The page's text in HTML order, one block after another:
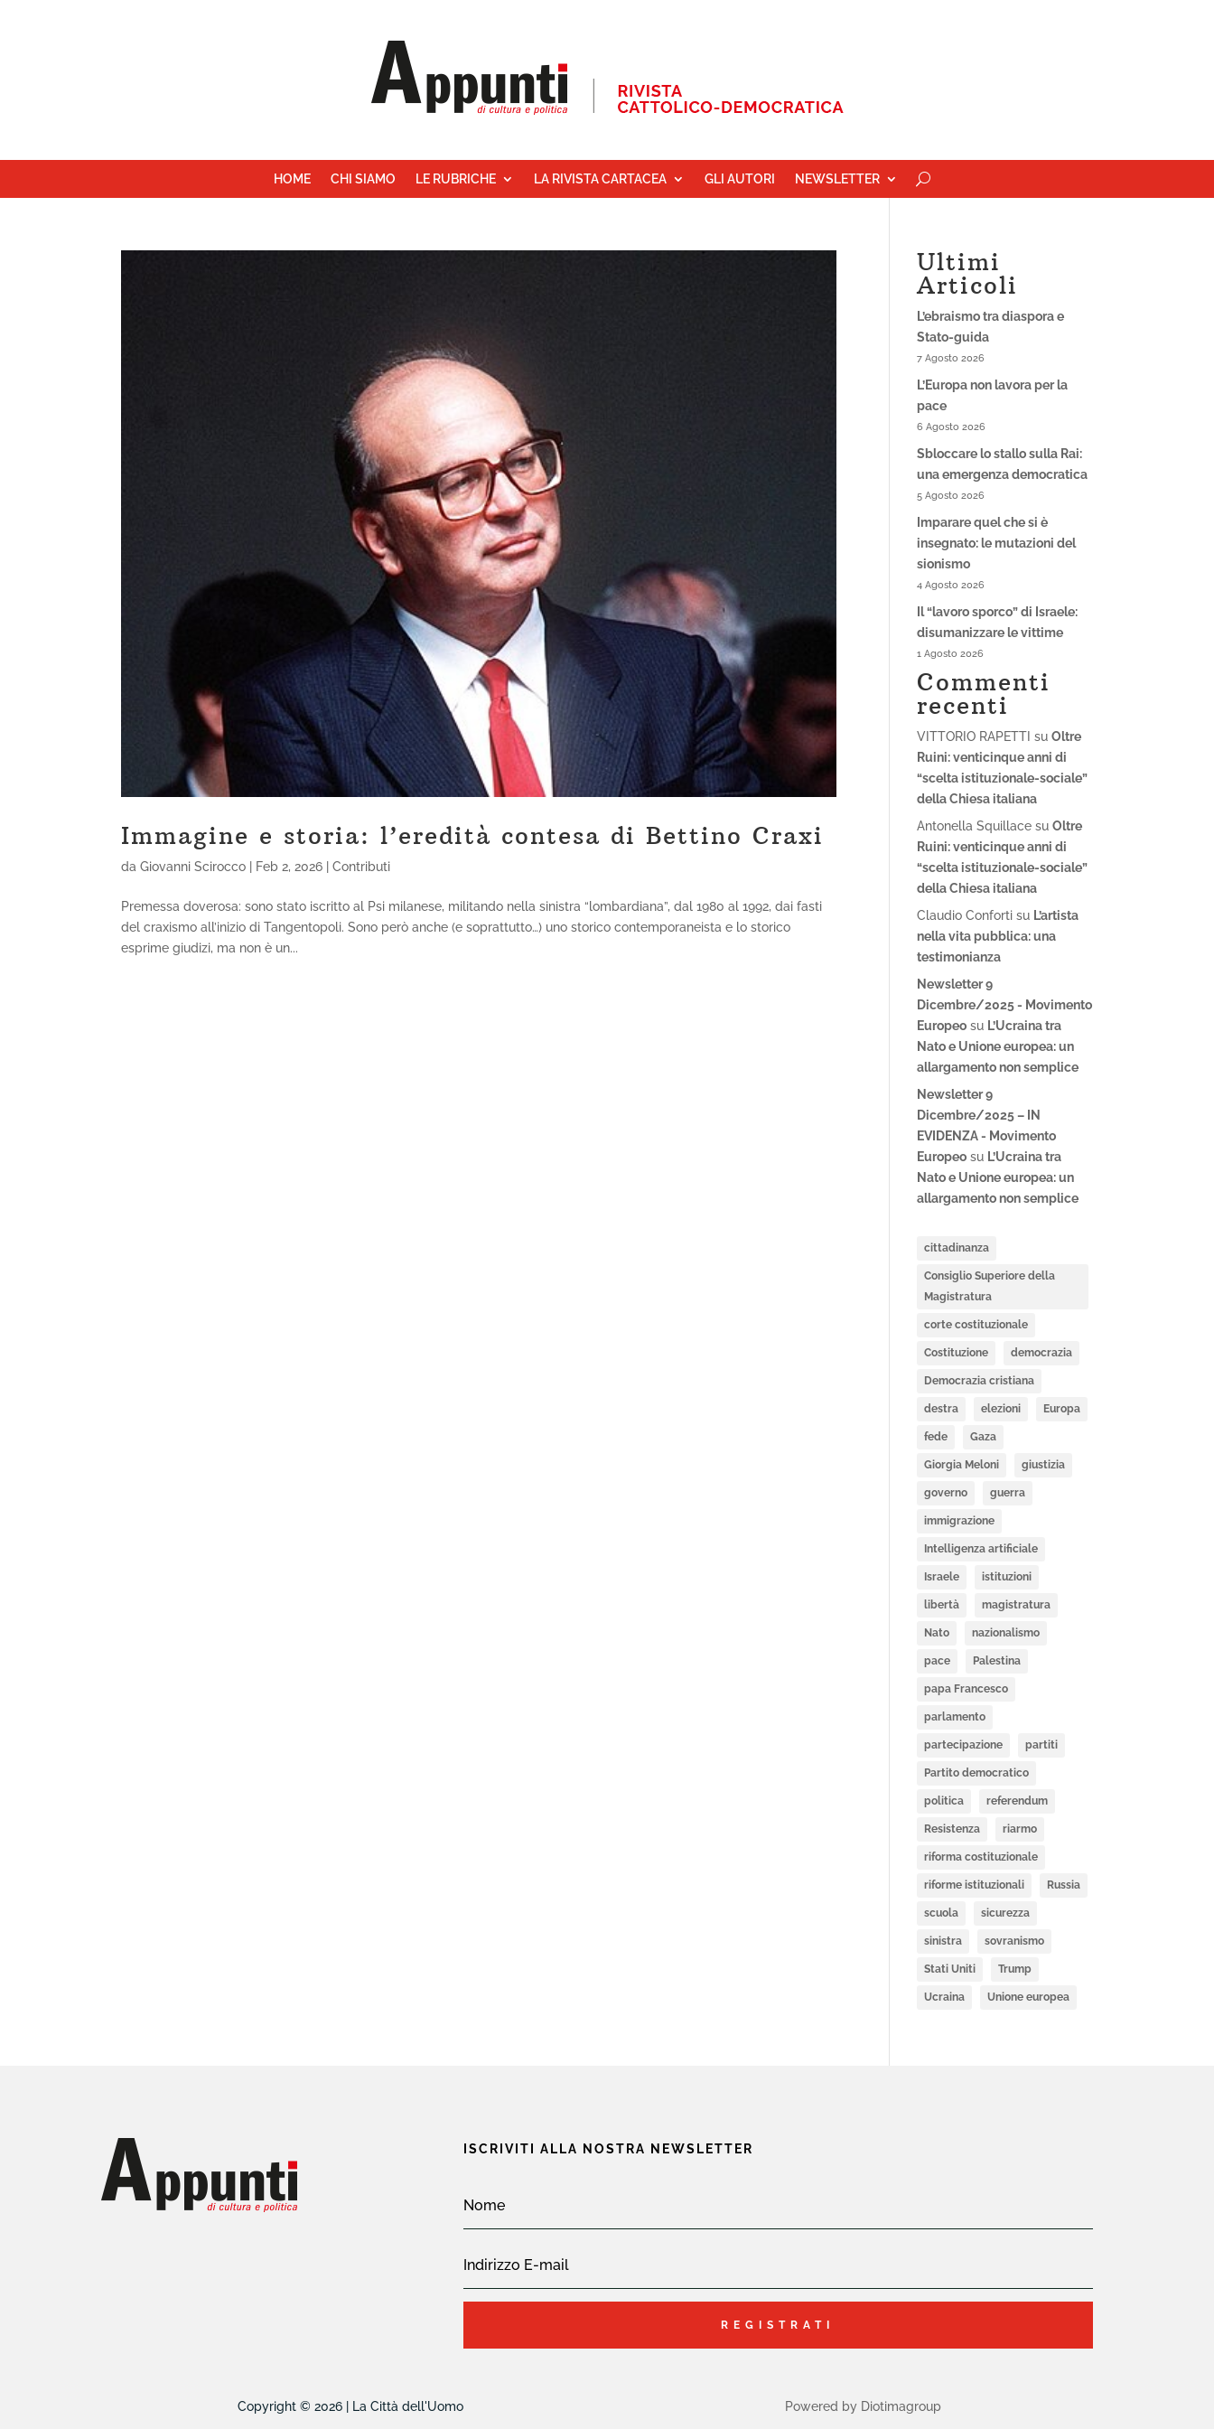
HOME CHI SIAMO LE RUBRICHE LA RIVISTA CARTACEA GLI AUTORI NEWSLETTER
Immagine e storia: l’eredità contesa di Bettino Craxi
daGiovanni Scirocco | Feb 2, 2026 |Contributi
Premessa doverosa: sono stato iscritto al Psi milanese, militando nella sinistra “lombardiana”, dal 1980 al 1992, dai fasti
del craxismo all’inizio di Tangentopoli. Sono però anche (e soprattutto…) uno storico contemporaneista e lo storico
esprime giudizi, ma non è un...
Ultimi
Articoli
L’ebraismo tra diaspora e
Stato-guida
7 Agosto 2026
L’Europa non lavora per la
pace
6 Agosto 2026
Sbloccare lo stallo sulla Rai:
una emergenza democratica
5 Agosto 2026
Imparare quel che si è
insegnato: le mutazioni del
sionismo
4 Agosto 2026
Il “lavoro sporco” di Israele:
disumanizzare le vittime
1 Agosto 2026
Commenti
recenti
VITTORIO RAPETTI suOltre
Ruini: venticinque anni di
“scelta istituzionale-sociale”
della Chiesa italiana
Antonella Squillace suOltre
Ruini: venticinque anni di
“scelta istituzionale-sociale”
della Chiesa italiana
Claudio Conforti su L’artista
nella vita pubblica: una
testimonianza
Newsletter 9
Dicembre/2025 - Movimento
Europeo su L’Ucraina tra
Nato e Unione europea: un
allargamento non semplice
Newsletter 9
Dicembre/2025 – IN
EVIDENZA - Movimento
Europeo su L’Ucraina tra
Nato e Unione europea: un
allargamento non semplice
cittadinanza
Consiglio Superiore della
Magistratura
corte costituzionale
Costituzione democrazia
Democrazia cristiana
destra elezioni Europa
fede Gaza
Giorgia Meloni giustizia
governo guerra
immigrazione
Intelligenza artificiale
Israele istituzioni
libertà magistratura
Nato nazionalismo
pace Palestina
papa Francesco
parlamento
partecipazione partiti
Partito democratico
politica referendum
Resistenza riarmo
riforma costituzionale
riforme istituzionali Russia
scuola sicurezza
sinistra sovranismo
Stati Uniti Trump
Ucraina Unione europea
ISCRIVITI ALLA NOSTRA NEWSLETTER
REGISTRATI
Copyright © 2026 | La Città dell'Uomo Powered by Diotimagroup